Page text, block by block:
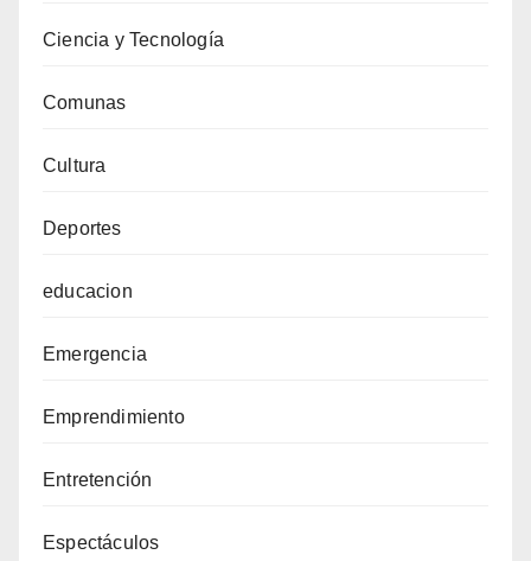
Ciencia y Tecnología
Comunas
Cultura
Deportes
educacion
Emergencia
Emprendimiento
Entretención
Espectáculos